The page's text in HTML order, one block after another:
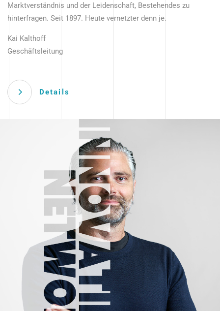
Marktverständnis und der Leidenschaft, Bestehendes zu
hinterfragen. Seit 1897. Heute vernetzter denn je.
Kai Kalthoff
Geschäftsleitung
Details